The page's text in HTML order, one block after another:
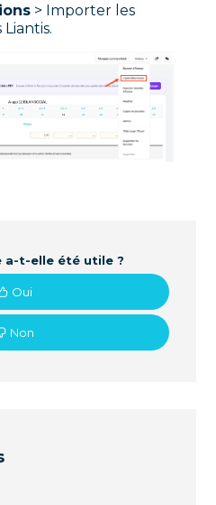
> Importer les
a-t-elle été utile ?
Oui
Non